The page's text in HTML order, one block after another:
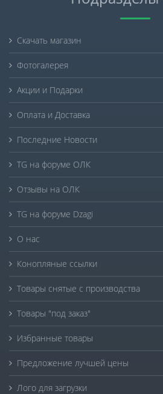
Скачать магазин
Фотогалерея
Акции и Подарки
Оплата и Доставка
Последние Новости
TG на форуме ОЛК
Отзывы на ОЛК
TG на форуме Dzagi
О нас
Конопляные ссылки
Товары снятые с производства
Товары "под заказ"
Избранные товары
Предложение лучшей цены
Лого для загрузки